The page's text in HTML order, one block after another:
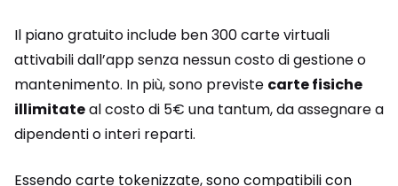
Il piano gratuito include ben 300 carte virtuali
attivabili dall’app senza nessun costo di gestione o
mantenimento. In più, sono previste carte fisiche
illimitateal costo di 5€ una tantum, da assegnare a
dipendenti o interi reparti.
Essendo carte tokenizzate, sono compatibili con